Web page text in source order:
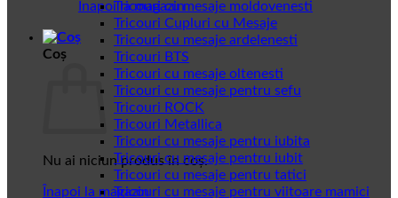
Înapoi la magazin
Coș
Nu ai niciun produs în coș.
Înapoi la magazin
Tricouri cu mesaje moldovenesti
Tricouri Cupluri cu Mesaje
Tricouri cu mesaje ardelenesti
Tricouri BTS
Tricouri cu mesaje oltenesti
Tricouri cu mesaje pentru sefu
Tricouri ROCK
Tricouri Metallica
Tricouri cu mesaje pentru iubita
Tricouri cu mesaje pentru iubit
Tricouri cu mesaje pentru tatici
Tricouri cu mesaje pentru viitoare mamici